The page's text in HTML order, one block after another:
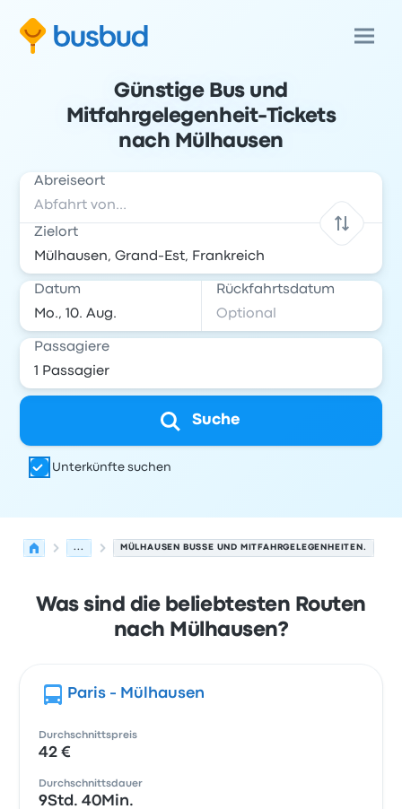
Günstige Bus und
Mitfahrgelegenheit-Tickets
nach Mülhausen
Abreiseort
Zielort
Datum Rückfahrtsdatum
Passagiere
Suche
Unterkünfte suchen
... MÜLHAUSEN BUSSE UND MITFAHRGELEGENHEITEN.
Was sind die beliebtesten Routen
nach Mülhausen?
Paris - Mülhausen
Durchschnittspreis
42 €
Durchschnittsdauer
9Std. 40Min.